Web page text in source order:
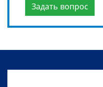
Задать вопрос